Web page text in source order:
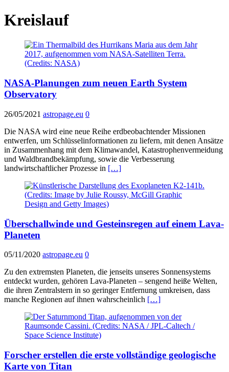
Kreislauf
NASA-Planungen zum neuen Earth System
Observatory
26/05/2021 astropage.eu 0
Die NASA wird eine neue Reihe erdbeobachtender Missionen
entwerfen, um Schlüsselinformationen zu liefern, mit denen Ansätze
in Zusammenhang mit dem Klimawandel, Katastrophenvermeidung
und Waldbrandbekämpfung, sowie die Verbesserung
landwirtschaftlicher Prozesse in […]
Überschallwinde und Gesteinsregen auf einem Lava-
Planeten
05/11/2020 astropage.eu 0
Zu den extremsten Planeten, die jenseits unseres Sonnensystems
entdeckt wurden, gehören Lava-Planeten – sengend heiße Welten,
die ihren Zentralstern in so geringer Entfernung umkreisen, dass
manche Regionen auf ihnen wahrscheinlich […]
Forscher erstellen die erste vollständige geologische
Karte von Titan